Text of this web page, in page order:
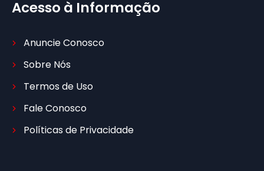
Acesso à Informação
Anuncie Conosco
Sobre Nós
Termos de Uso
Fale Conosco
Políticas de Privacidade